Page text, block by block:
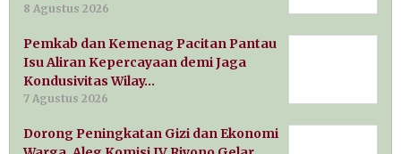
8 Agustus 2026
Pemkab dan Kemenag Pacitan Pantau
Isu Aliran Kepercayaan demi Jaga
Kondusivitas Wilay…
7 Agustus 2026
Dorong Peningkatan Gizi dan Ekonomi